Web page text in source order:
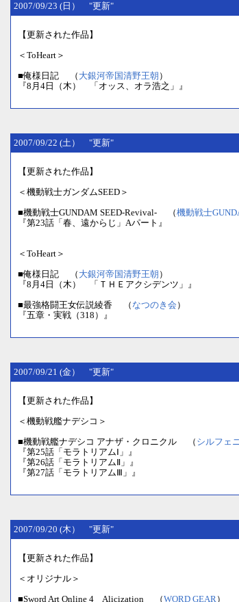
2007/09/23 (日） "更新"
【更新された作品】
＜ToHeart＞
■俺様日記 （ 大銀河帝国清野王朝 ）
『8月4日（木） 「オッス、オラ浩之」』
2007/09/22 (土） "更新"
【更新された作品】
＜機動戦士ガンダムSEED＞
■機動戦士GUNDAM SEED-Revival- （機動戦士
『第23話「春、遠からじ」Aパート』
＜ToHeart＞
■俺様日記 （ 大銀河帝国清野王朝 ）
『8月4日（木） 「ＴＨＥアクシデンツ」』
■最強格闘王女伝説綾香 （ なつのき会 ）
『五章・実戦（318）』
2007/09/21 (金） "更新"
【更新された作品】
＜機動戦艦ナデシコ＞
■機動戦艦ナデシコ アナザ・クロニクル （ シルフェ
『第25話「モラトリアムⅠ」』
『第26話「モラトリアムⅡ」』
『第27話「モラトリアムⅢ」』
2007/09/20 (木） "更新"
【更新された作品】
＜オリジナル＞
■Sword Art Online 4 Alicization （WORD GEAR）